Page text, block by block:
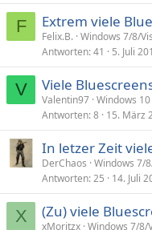
F Extrem viele
Felix.B. Windows 7/8/
Antworten 41 5. Juli
V Viele
Valentin97 Windows 10
Antworten 8 15. März
In letzer Zeit
DerChaos Windows 7/
Antworten 25 14. Juli
X (Zu) viele
xMoritzx Windows 7/8/